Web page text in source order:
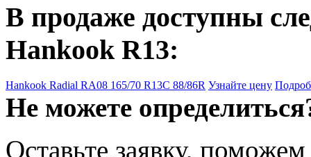
В продаже доступны
Hankook R13:
Hankook Radial RA08 165/70 R13C 88/86R Узнайте цену
Не можете
Оставьте заявку,